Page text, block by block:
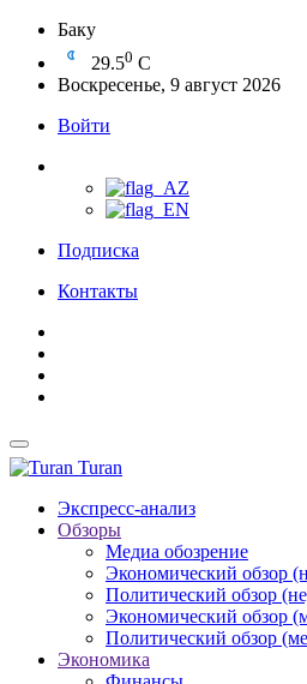
Баку
29.50 C
Воскресенье, 9 август 2026
Войти
Подписка
Контакты
Turan
Экспресс-анализ
Обзоры
Медиа обозрение
Экономический обзор
Политический обзор
Экономический обзор
Политический обзор
Экономика